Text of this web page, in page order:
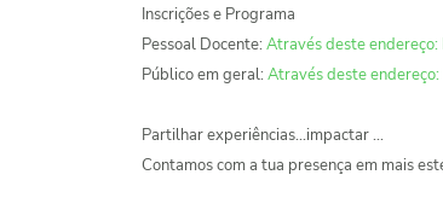
Inscrições e Programa
Pessoal Docente: Através deste
Público em geral: Através deste
Partilhar experiências...impactar ...
Contamos com a tua presença em mais